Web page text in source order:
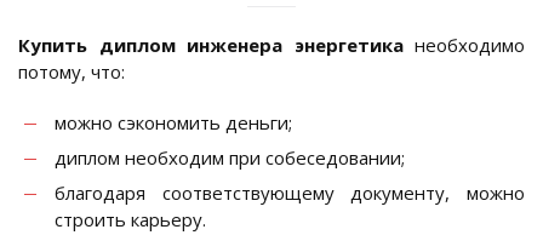
Купить диплом инженера энергетиканеобходимо
потому, что:
можно сэкономить деньги;
диплом необходим при собеседовании;
благодаря соответствующему документу, можно
строить карьеру.